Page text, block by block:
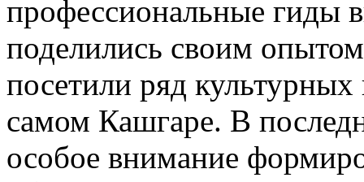
профессиональные гиды
поделились своим
посетили ряд культурных
самом Кашгаре. В
особое внимание